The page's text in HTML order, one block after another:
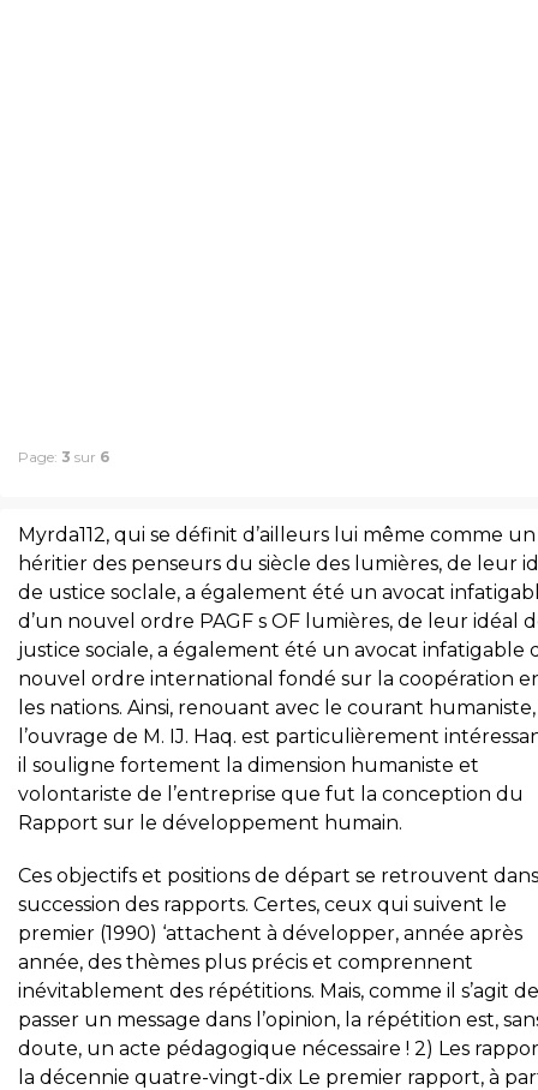
Page: 3 sur 6
Myrda112, qui se définit d’ailleurs lui même comme un
héritier des penseurs du siècle des lumières, de leur
de ustice soclale, a également été un avocat
d’un nouvel ordre PAGF s OF lumières, de leur idéal
justice sociale, a également été un avocat infatigable
nouvel ordre international fondé sur la coopération
les nations. Ainsi, renouant avec le courant humaniste,
l’ouvrage de M. IJ. Haq. est particulièrement
il souligne fortement la dimension humaniste et
volontariste de l’entreprise que fut la conception du
Rapport sur le développement humain.
Ces objectifs et positions de départ se retrouvent
succession des rapports. Certes, ceux qui suivent le
premier (1990) ‘attachent à développer, année après
année, des thèmes plus précis et comprennent
inévitablement des répétitions. Mais, comme il s’agit
passer un message dans l’opinion, la répétition est,
doute, un acte pédagogique nécessaire ! 2) Les
la décennie quatre-vingt-dix Le premier rapport, à